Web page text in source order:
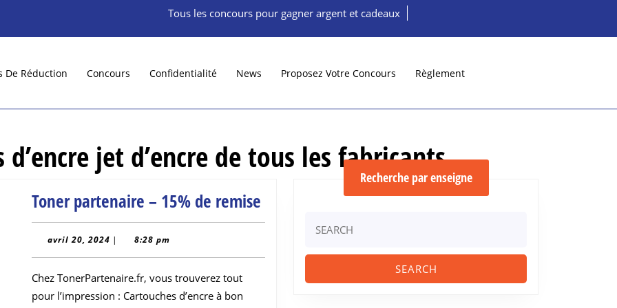
Tous les concours pour gagner argent et cadeaux
De Réduction Concours Confidentialité News Proposez Votre Concours Règlement
d’encre jet d’encre de tous les fabricants
Toner partenaire – 15% de remise
partenaire
15%
avril 20, 2024 avril
| 8:28 pm
Chez TonerPartenaire.fr, vous trouverez tout
pour l’impression : Cartouches d’encre à bon
Recherche par enseigne
for: